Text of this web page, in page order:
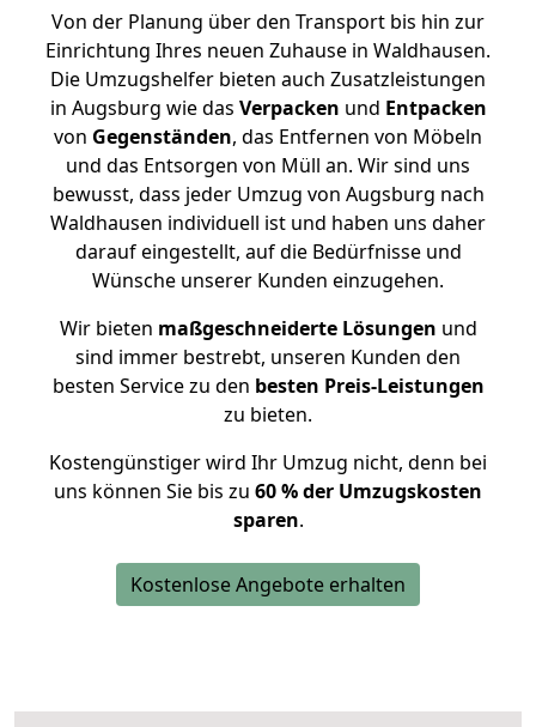
Von der Planung über den Transport bis hin zur
Einrichtung Ihres neuen Zuhause in Waldhausen.
Die Umzugshelfer bieten auch Zusatzleistungen
in Augsburg wie das Verpacken und Entpacken
von Gegenständen, das Entfernen von Möbeln
und das Entsorgen von Müll an. Wir sind uns
bewusst, dass jeder Umzug von Augsburg nach
Waldhausen individuell ist und haben uns daher
darauf eingestellt, auf die Bedürfnisse und
Wünsche unserer Kunden einzugehen.
Wir bieten maßgeschneiderte Lösungen und
sind immer bestrebt, unseren Kunden den
besten Service zu den besten Preis-Leistungen
zu bieten.
Kostengünstiger wird Ihr Umzug nicht, denn bei
uns können Sie bis zu 60 % der Umzugskosten
sparen.
Kostenlose Angebote erhalten